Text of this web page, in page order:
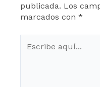
publicada. Los
marcados con *
aquí...